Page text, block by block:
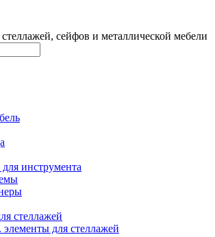
сейфов и металлической мебели
инструмента
стеллажей
для стеллажей